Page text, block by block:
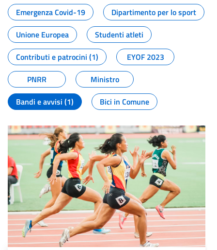
Emergenza Covid-19
Dipartimento per lo sport
Unione Europea
Studenti atleti
Contributi e patrocini (1)
EYOF 2023
PNRR
Ministro
Bandi e avvisi (1)
Bici in Comune